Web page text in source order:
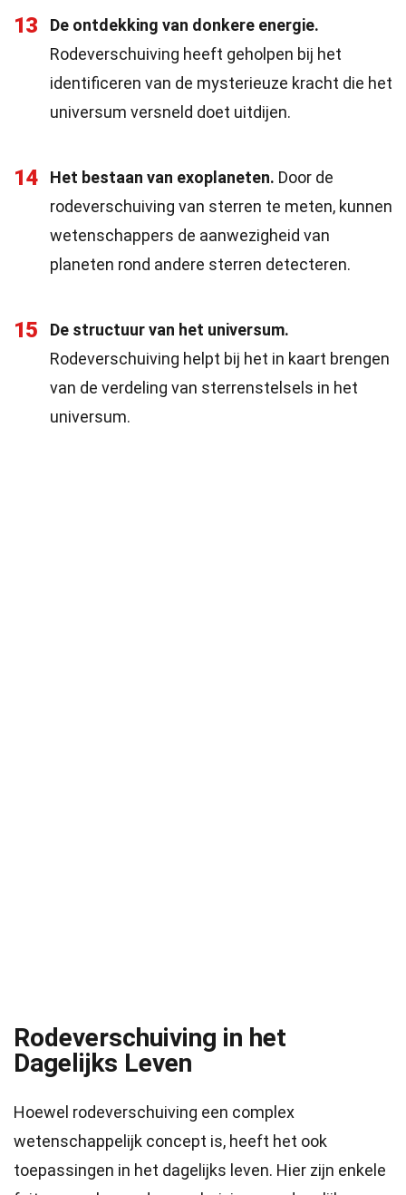
13
De ontdekking van donkere energie.
Rodeverschuiving heeft geholpen bij het
identificeren van de mysterieuze kracht die het
universum versneld doet uitdijen.
14 Het bestaan van exoplaneten. Door de
rodeverschuiving van sterren te meten, kunnen
wetenschappers de aanwezigheid van
planeten rond andere sterren detecteren.
15
De structuur van het universum.
Rodeverschuiving helpt bij het in kaart brengen
van de verdeling van sterrenstelsels in het
universum.
Rodeverschuiving in het
Dagelijks Leven
Hoewel rodeverschuiving een complex
wetenschappelijk concept is, heeft het ook
toepassingen in het dagelijks leven. Hier zijn enkele